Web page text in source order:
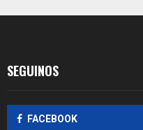
SEGUINOS
FACEBOOK